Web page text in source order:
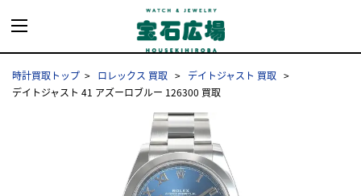
時計買取トップ ロレックス 買取
デイトジャスト 買取
デイトジャスト 41 アズーロブルー 126300 買取